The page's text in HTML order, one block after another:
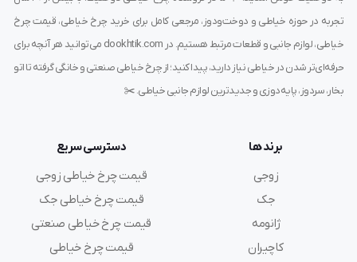
تجربه در حوزه خیاطی و دوخت‌ودوز، مرجعی کامل برای خرید چرخ خیاطی، قیمت چرخ
خیاطی، لوازم جانبی و قطعات مرتبط هستیم. در dookhtik.com می‌توانید هر آنچه برای
حرفه‌ای‌تر شدن در خیاطی نیاز دارید، پیدا کنید؛ از چرخ خیاطی صنعتی و خانگی گرفته تا اتو
بخار، سردوز، پایه‌دوزی و جدیدترین لوازم جانبی خیاطی. ✂️
برند ها
زوجی
جک
ژانومه
کاچیران
دسترسی سریع
قیمت چرخ خیاطی زوجی
قیمت چرخ خیاطی جک
قیمت چرخ خیاطی صنعتی
قیمت چرخ خیاطی